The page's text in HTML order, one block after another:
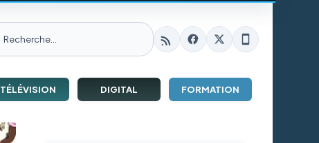
TÉLÉVISION DIGITAL FORMATION